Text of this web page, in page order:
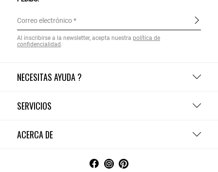
NECESITAS AYUDA ?
SERVICIOS
ACERCA DE
Correo electrónico
Al inscribirse a la newsletter, acepta nuestra política de
confidencialidad .